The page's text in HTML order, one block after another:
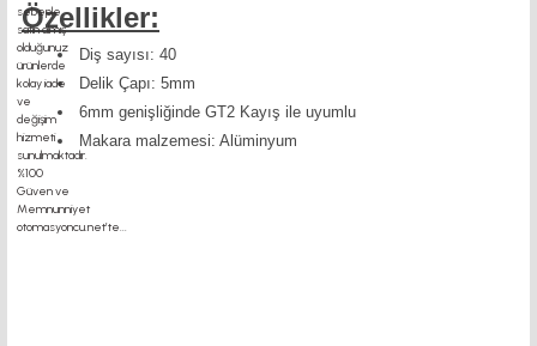
Özellikler:
Diş sayısı: 40
Delik Çapı: 5mm
6mm genişliğinde GT2 Kayış ile uyumlu
Makara malzemesi: Alüminyum